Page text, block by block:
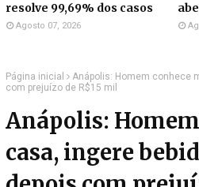
resolve 99,69% dos casos
Agosto 07, 2026
Página inicial
Anápolis: Homem conhece
com prejuízo de R$15 mil
Anápolis:
casa, ingere